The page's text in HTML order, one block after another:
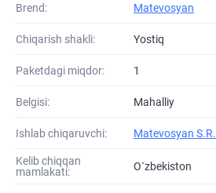
Brend: Matevosyan
Chiqarish shakli: Yostiq
Paketdagi miqdor: 1
Belgisi: Mahalliy
Ishlab chiqaruvchi: Matevosyan S.R.
Kelib chiqqan
mamlakati:
O`zbekiston